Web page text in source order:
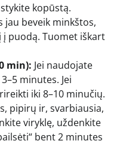
kopūstą.
jau beveik minkštos,
puodą. Tuomet iškart
min): Jei naudojate
minutes. Jei
iki 8–10 minučių.
pipirų ir, svarbiausia,
viryklę, uždenkite
bent 2 minutes